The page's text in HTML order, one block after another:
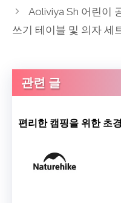
Aoliviya Sh 어린이
쓰기 테이블 및 의자 세
관련 글
편리한 캠핑을 위한 초